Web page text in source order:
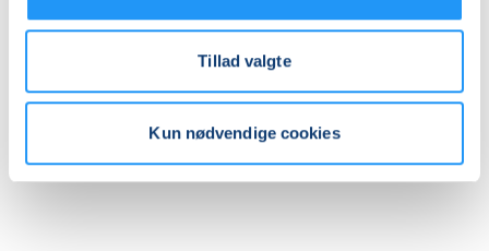
Tillad valgte
Kun nødvendige cookies
Praktiske oplysninger